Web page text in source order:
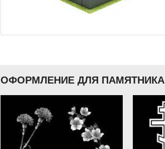
ОФОРМЛЕНИЕ ДЛЯ ПАМЯТНИКА